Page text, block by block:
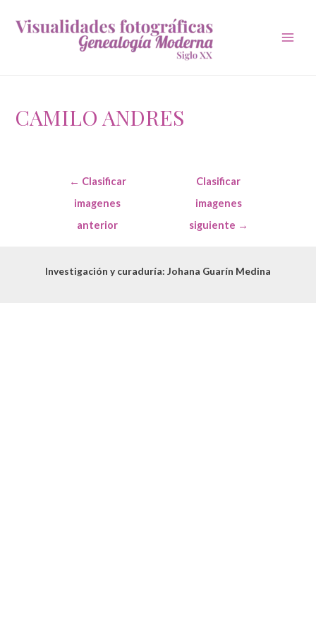
CAMILO ANDRES
entradas
← Clasificar
imagenes
anterior
Clasificar
imagenes
siguiente →
Investigación y curaduría: Johana Guarín Medina